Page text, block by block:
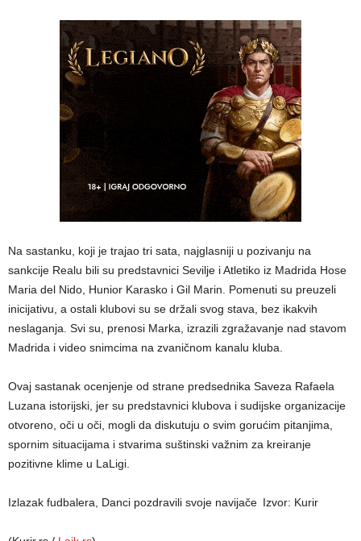
Na sastanku, koji je trajao tri sata, najglasniji u pozivanju na
sankcije Realu bili su predstavnici Sevilje i Atletiko iz Madrida Hose
Maria del Nido, Hunior Karasko i Gil Marin. Pomenuti su preuzeli
inicijativu, a ostali klubovi su se držali svog stava, bez ikakvih
neslaganja. Svi su, prenosi Marka, izrazili zgražavanje nad stavom
Madrida i video snimcima na zvaničnom kanalu kluba.
Ovaj sastanak ocenjenje od strane predsednika Saveza Rafaela
Luzana istorijski, jer su predstavnici klubova i sudijske organizacije
otvoreno, oči u oči, mogli da diskutuju o svim gorućim pitanjima,
spornim situacijama i stvarima suštinski važnim za kreiranje
pozitivne klime u LaLigi.
Izlazak fudbalera, Danci pozdravili svoje navijače Izvor: Kurir